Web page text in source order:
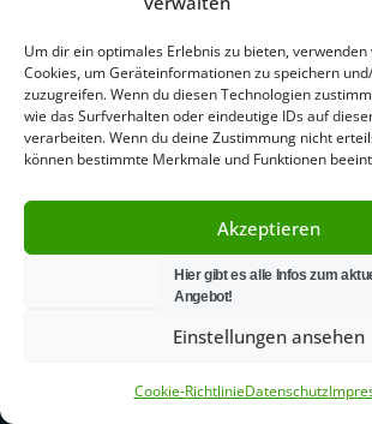
Um dir ein optimales Erlebnis zu bieten,
Cookies, um Geräteinformationen zu speichern
zuzugreifen. Wenn du diesen Technologien
wie das Surfverhalten oder eindeutige IDs auf
verarbeiten. Wenn du deine Zustimmung nicht
können bestimmte Merkmale und Funktionen
Akzeptieren
Ablehnen
Einstellungen ansehen
Cookie-RichtlinieDatenschutz
Hier gibt es alle Infos zum
Angebot!